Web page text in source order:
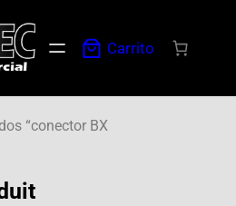
Carrito
“conector BX